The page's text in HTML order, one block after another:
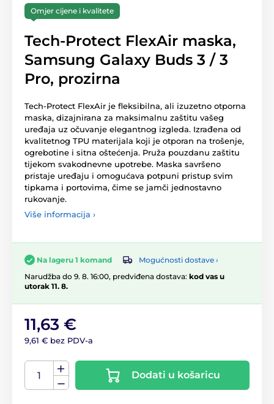
Omjer cijene i kvalitete
Tech-Protect FlexAir maska,
Samsung Galaxy Buds 3 / 3
Pro, prozirna
Tech-Protect FlexAir je fleksibilna, ali izuzetno otporna
maska, dizajnirana za maksimalnu zaštitu vašeg
uređaja uz očuvanje elegantnog izgleda. Izrađena od
kvalitetnog TPU materijala koji je otporan na trošenje,
ogrebotine i sitna oštećenja. Pruža pouzdanu zaštitu
tijekom svakodnevne upotrebe. Maska savršeno
pristaje uređaju i omogućava potpuni pristup svim
tipkama i portovima, čime se jamči jednostavno
rukovanje.
Više informacija ›
Na lageru 1 komand
Mogućnosti dostave ›
Narudžba do 9. 8. 16:00, predviđena dostava: kod vas u
utorak 11. 8.
11,63 €
9,61 € bez PDV-a
Dodati u košaricu